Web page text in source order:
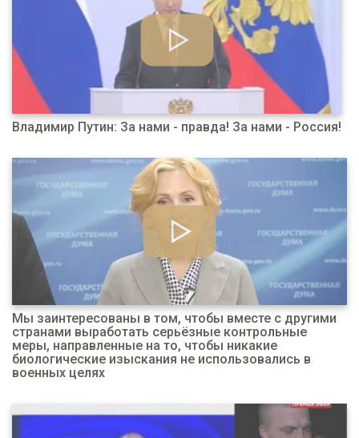
Владимир Путин: За нами - правда! За нами - Россия!
Мы заинтересованы в том, чтобы вместе с другими
странами выработать серьёзные контрольные
меры, направленные на то, чтобы никакие
биологические изыскания не использовались в
военных целях